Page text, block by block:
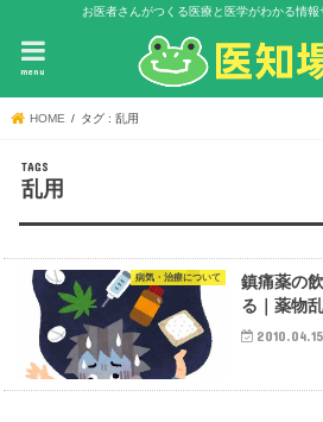
お医者さんがつくる医療と医学がわかる情報
menu
HOME タグ : 乱用
乱用
病気・治療について
鎮痛薬の
る｜薬物
2010.04.15